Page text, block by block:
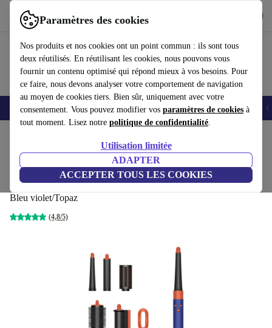
Paramètres des cookies
Nos produits et nos cookies ont un point commun : ils sont tous
deux réutilisés. En réutilisant les cookies, nous pouvons vous
fournir un contenu optimisé qui répond mieux à vos besoins. Pour
ce faire, nous devons analyser votre comportement de navigation
au moyen de cookies tiers. Bien sûr, uniquement avec votre
consentement. Vous pouvez modifier vos paramètres de cookies à
tout moment. Lisez notre politique de confidentialité.
Utilisation limitée
ADAPTER
ACCEPTER TOUS LES COOKIES
Utilisez refurbed rapidement et facilement
Smartphones Laptops Tablettes Montres connectées Accessoires
Dyson Airwrap i.d.™ Straight+Wavy
Multi-styler pour cheveux
Bleu violet/Topaz
(4,8/5)